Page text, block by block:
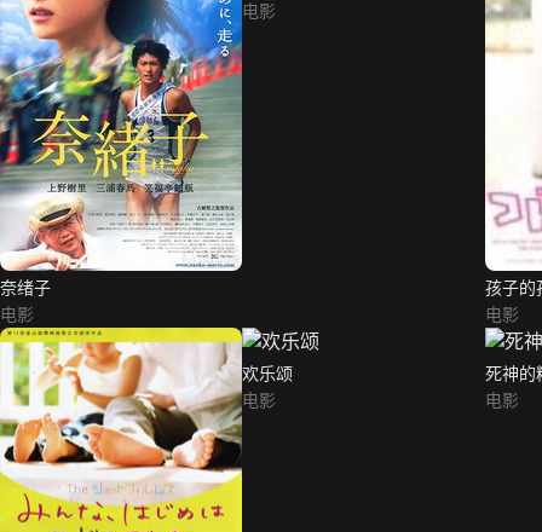
奈绪子
电影
电影
孩子的
电影
欢乐颂
电影
死神的
电影